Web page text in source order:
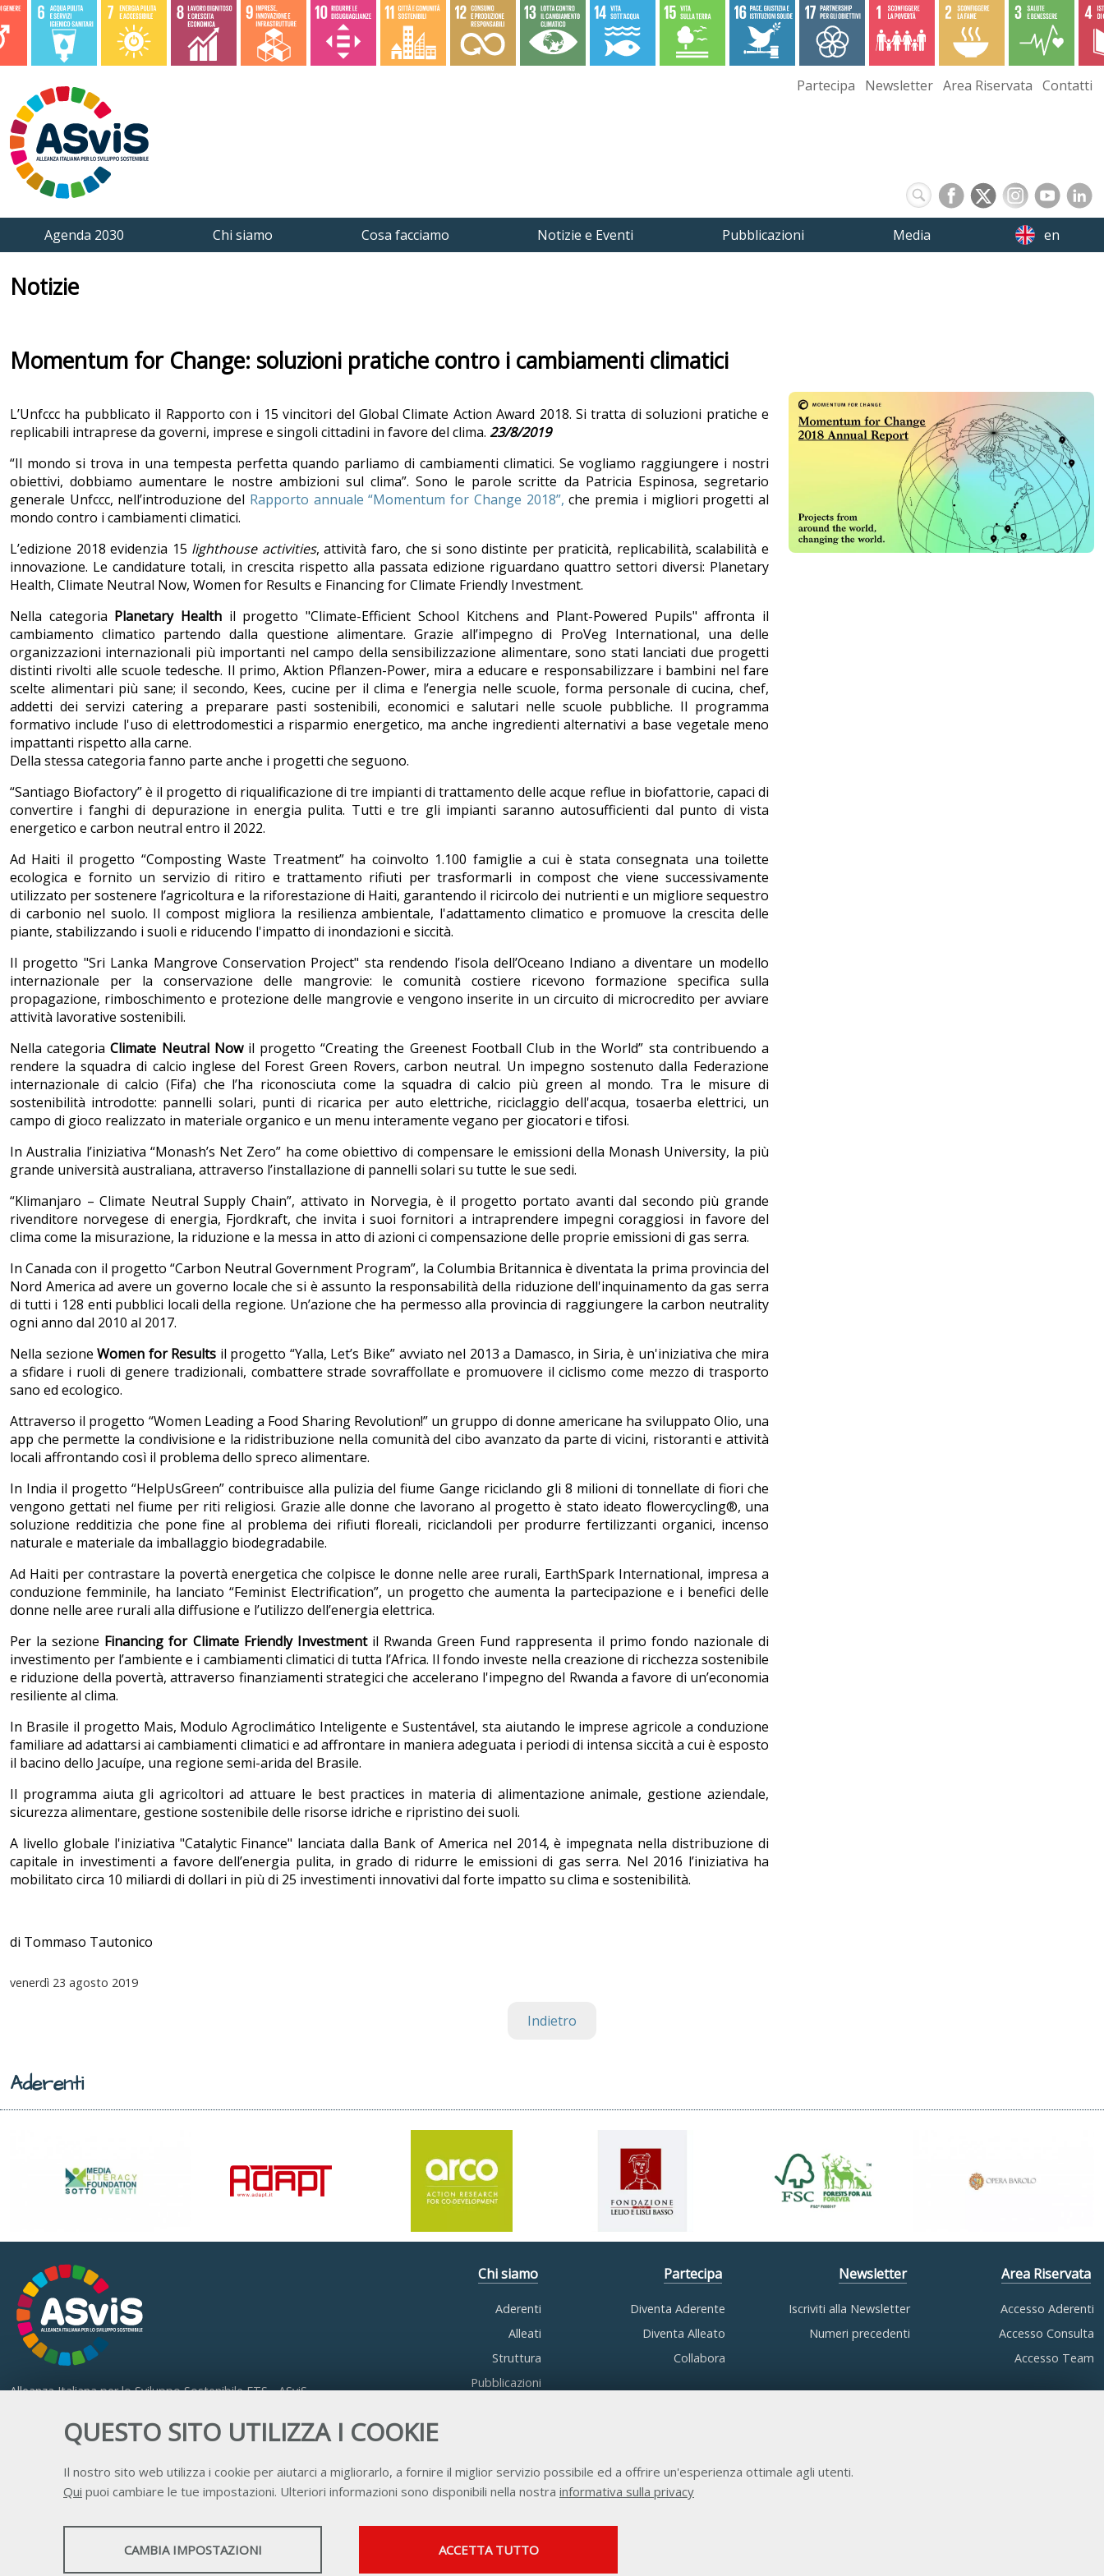
QUESTO SITO UTILIZZA I COOKIE
Il nostro sito web utilizza i cookie per aiutarci a migliorarlo, a fornire il miglior servizio possibile ed a offrire un'esperienza ottimale agli utenti.
Qui puoi cambiare le tue impostazioni. Ulteriori informazioni sono disponibili nella nostra informativa sulla privacy
STATISTICHE SERVIZI FACOLTATVI
CAMBIA IMPOSTAZIONI ACCETTA TUTTO
Partecipa Newsletter Area Riservata Contatti
Agenda 2030 Chi siamo Cosa facciamo Notizie e Eventi Pubblicazioni Media en
Notizie
Momentum for Change: soluzioni pratiche contro i cambiamenti climatici
L’Unfccc ha pubblicato il Rapporto con i 15 vincitori del Global Climate Action Award 2018. Si tratta di soluzioni pratiche e
replicabili intraprese da governi, imprese e singoli cittadini in favore del clima. 23/8/2019
“Il mondo si trova in una tempesta perfetta quando parliamo di cambiamenti climatici. Se vogliamo raggiungere i nostri
obiettivi, dobbiamo aumentare le nostre ambizioni sul clima”. Sono le parole scritte da Patricia Espinosa, segretario
generale Unfccc, nell’introduzione del Rapporto annuale “Momentum for Change 2018”, che premia i migliori progetti al
mondo contro i cambiamenti climatici.
L’edizione 2018 evidenzia 15 lighthouse activities, attività faro, che si sono distinte per praticità, replicabilità, scalabilità e
innovazione. Le candidature totali, in crescita rispetto alla passata edizione riguardano quattro settori diversi: Planetary
Health, Climate Neutral Now, Women for Results e Financing for Climate Friendly Investment.
Nella categoria Planetary Health il progetto "Climate-Efficient School Kitchens and Plant-Powered Pupils" affronta il
cambiamento climatico partendo dalla questione alimentare. Grazie all’impegno di ProVeg International, una delle
organizzazioni internazionali più importanti nel campo della sensibilizzazione alimentare, sono stati lanciati due progetti
distinti rivolti alle scuole tedesche. Il primo, Aktion Pflanzen-Power, mira a educare e responsabilizzare i bambini nel fare
scelte alimentari più sane; il secondo, Kees, cucine per il clima e l’energia nelle scuole, forma personale di cucina, chef,
addetti dei servizi catering a preparare pasti sostenibili, economici e salutari nelle scuole pubbliche. Il programma
formativo include l'uso di elettrodomestici a risparmio energetico, ma anche ingredienti alternativi a base vegetale meno
impattanti rispetto alla carne.
Della stessa categoria fanno parte anche i progetti che seguono.
“Santiago Biofactory” è il progetto di riqualificazione di tre impianti di trattamento delle acque reflue in biofattorie, capaci di
convertire i fanghi di depurazione in energia pulita. Tutti e tre gli impianti saranno autosufficienti dal punto di vista
energetico e carbon neutral entro il 2022.
Ad Haiti il progetto “Composting Waste Treatment” ha coinvolto 1.100 famiglie a cui è stata consegnata una toilette
ecologica e fornito un servizio di ritiro e trattamento rifiuti per trasformarli in compost che viene successivamente
utilizzato per sostenere l’agricoltura e la riforestazione di Haiti, garantendo il ricircolo dei nutrienti e un migliore sequestro
di carbonio nel suolo. Il compost migliora la resilienza ambientale, l'adattamento climatico e promuove la crescita delle
piante, stabilizzando i suoli e riducendo l'impatto di inondazioni e siccità.
Il progetto "Sri Lanka Mangrove Conservation Project" sta rendendo l’isola dell’Oceano Indiano a diventare un modello
internazionale per la conservazione delle mangrovie: le comunità costiere ricevono formazione specifica sulla
propagazione, rimboschimento e protezione delle mangrovie e vengono inserite in un circuito di microcredito per avviare
attività lavorative sostenibili.
Nella categoriaClimate Neutral Nowil progetto “Creating the Greenest Football Club in the World” sta contribuendo a
rendere la squadra di calcio inglese del Forest Green Rovers, carbon neutral. Un impegno sostenuto dalla Federazione
internazionale di calcio (Fifa) che l’ha riconosciuta come la squadra di calcio più green al mondo. Tra le misure di
sostenibilità introdotte: pannelli solari, punti di ricarica per auto elettriche, riciclaggio dell'acqua, tosaerba elettrici, un
campo di gioco realizzato in materiale organico e un menu interamente vegano per giocatori e tifosi.
In Australia l’iniziativa “Monash’s Net Zero” ha come obiettivo di compensare le emissioni della Monash University, la più
grande università australiana, attraverso l’installazione di pannelli solari su tutte le sue sedi.
“Klimanjaro – Climate Neutral Supply Chain”, attivato in Norvegia, è il progetto portato avanti dal secondo più grande
rivenditore norvegese di energia, Fjordkraft, che invita i suoi fornitori a intraprendere impegni coraggiosi in favore del
clima come la misurazione, la riduzione e la messa in atto di azioni ci compensazione delle proprie emissioni di gas serra.
In Canada con il progetto “Carbon Neutral Government Program”, la Columbia Britannica è diventata la prima provincia del
Nord America ad avere un governo locale che si è assunto la responsabilità della riduzione dell'inquinamento da gas serra
di tutti i 128 enti pubblici locali della regione. Un’azione che ha permesso alla provincia di raggiungere la carbon neutrality
ogni anno dal 2010 al 2017.
Nella sezioneWomen for Results il progetto “Yalla, Let’s Bike” avviato nel 2013 a Damasco, in Siria, è un'iniziativa che mira
a sfidare i ruoli di genere tradizionali, combattere strade sovraffollate e promuovere il ciclismo come mezzo di trasporto
sano ed ecologico.
Attraverso il progetto “Women Leading a Food Sharing Revolution!” un gruppo di donne americane ha sviluppato Olio, una
app che permette la condivisione e la ridistribuzione nella comunità del cibo avanzato da parte di vicini, ristoranti e attività
locali affrontando così il problema dello spreco alimentare.
In India il progetto “HelpUsGreen” contribuisce alla pulizia del fiume Gange riciclando gli 8 milioni di tonnellate di fiori che
vengono gettati nel fiume per riti religiosi. Grazie alle donne che lavorano al progetto è stato ideato flowercycling®, una
soluzione redditizia che pone fine al problema dei rifiuti floreali, riciclandoli per produrre fertilizzanti organici, incenso
naturale e materiale da imballaggio biodegradabile.
Ad Haiti per contrastare la povertà energetica che colpisce le donne nelle aree rurali, EarthSpark International, impresa a
conduzione femminile, ha lanciato “Feminist Electrification”, un progetto che aumenta la partecipazione e i benefici delle
donne nelle aree rurali alla diffusione e l’utilizzo dell’energia elettrica.
Per la sezione Financing for Climate Friendly Investmentil Rwanda Green Fund rappresenta il primo fondo nazionale di
investimento per l’ambiente e i cambiamenti climatici di tutta l’Africa. Il fondo investe nella creazione di ricchezza sostenibile
e riduzione della povertà, attraverso finanziamenti strategici che accelerano l'impegno del Rwanda a favore di un’economia
resiliente al clima.
In Brasile il progetto Mais, Modulo Agroclimático Inteligente e Sustentável, sta aiutando le imprese agricole a conduzione
familiare ad adattarsi ai cambiamenti climatici e ad affrontare in maniera adeguata i periodi di intensa siccità a cui è esposto
il bacino dello Jacuípe, una regione semi-arida del Brasile.
Il programma aiuta gli agricoltori ad attuare le best practices in materia di alimentazione animale, gestione aziendale,
sicurezza alimentare, gestione sostenibile delle risorse idriche e ripristino dei suoli.
A livello globale l'iniziativa "Catalytic Finance" lanciata dalla Bank of America nel 2014, è impegnata nella distribuzione di
capitale in investimenti a favore dell’energia pulita, in grado di ridurre le emissioni di gas serra. Nel 2016 l’iniziativa ha
mobilitato circa 10 miliardi di dollari in più di 25 investimenti innovativi dal forte impatto su clima e sostenibilità.
di Tommaso Tautonico
venerdì 23 agosto 2019
Indietro
Aderenti
Alleanza Italiana per lo Sviluppo Sostenibile ETS - ASviS
C.F. 97893090585 P.IVA 14610671001
Chi siamo
Aderenti
Alleati
Struttura
Pubblicazioni
Partecipa
Diventa Aderente
Diventa Alleato
Collabora
Newsletter
Iscriviti alla Newsletter
Numeri precedenti
Area Riservata
Accesso Aderenti
Accesso Consulta
Accesso Team
Contatti Privacy Trasparenza